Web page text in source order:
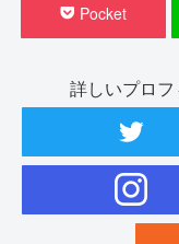
Pocket
詳しいプロ